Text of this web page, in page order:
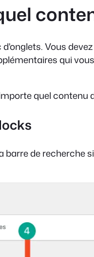
Vous
qui
quel
barre de recherche